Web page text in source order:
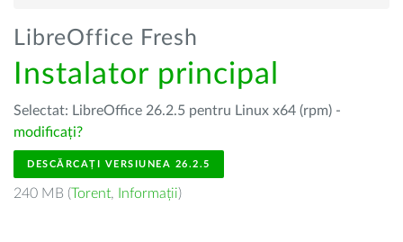
LibreOffice Fresh
Instalator principal
Selectat: LibreOffice 26.2.5 pentru Linux x64 (rpm) -
modificați?
DESCĂRCAȚI VERSIUNEA 26.2.5
240 MB (Torent, Informații)